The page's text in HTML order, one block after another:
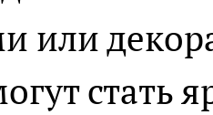
или
стать